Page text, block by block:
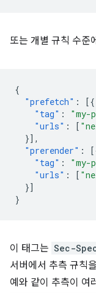
또는 개별 규칙 수준
{
"prefetch" :
[{
"tag" : "my-
"urls" : [
}],
"prerender" :
"tag" : "my-
"urls" : [
}]
}
이 태그는 Sec-
서버에서 추측 규칙
예와 같이 추측이 여